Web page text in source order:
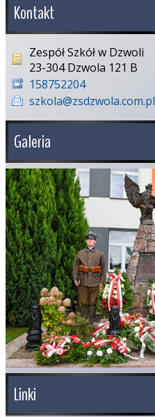
Kontakt
Zespół Szkół w Dzwoli
23-304 Dzwola 121 B
158752204
szkola@zsdzwola.com.pl
Galeria
Linki